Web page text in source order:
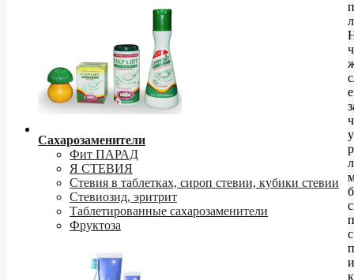
Сахарозаменители
Фит ПАРАД
Я СТЕВИЯ
Стевия в таблетках, сироп стевии, кубики стевии
Стевиозид, эритрит
Таблетированные сахарозаменители
Фруктоза
у
с